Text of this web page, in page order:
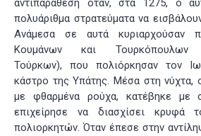
αντιπαράθεση όταν, στα 1275, ο
πολυάριθμα στρατεύματα να
Ανάμεσα σε αυτά κυριαρχούσαν
Κουμάνων και Τουρκόπουλων
Τούρκων), που πολιόρκησαν τον
κάστρο της Υπάτης. Μέσα στη νύχτα,
με φθαρμένα ρούχα, κατέβηκε με
επιχείρησε να διασχίσει κρυφά
πολιορκητών. Όταν έπεσε στην